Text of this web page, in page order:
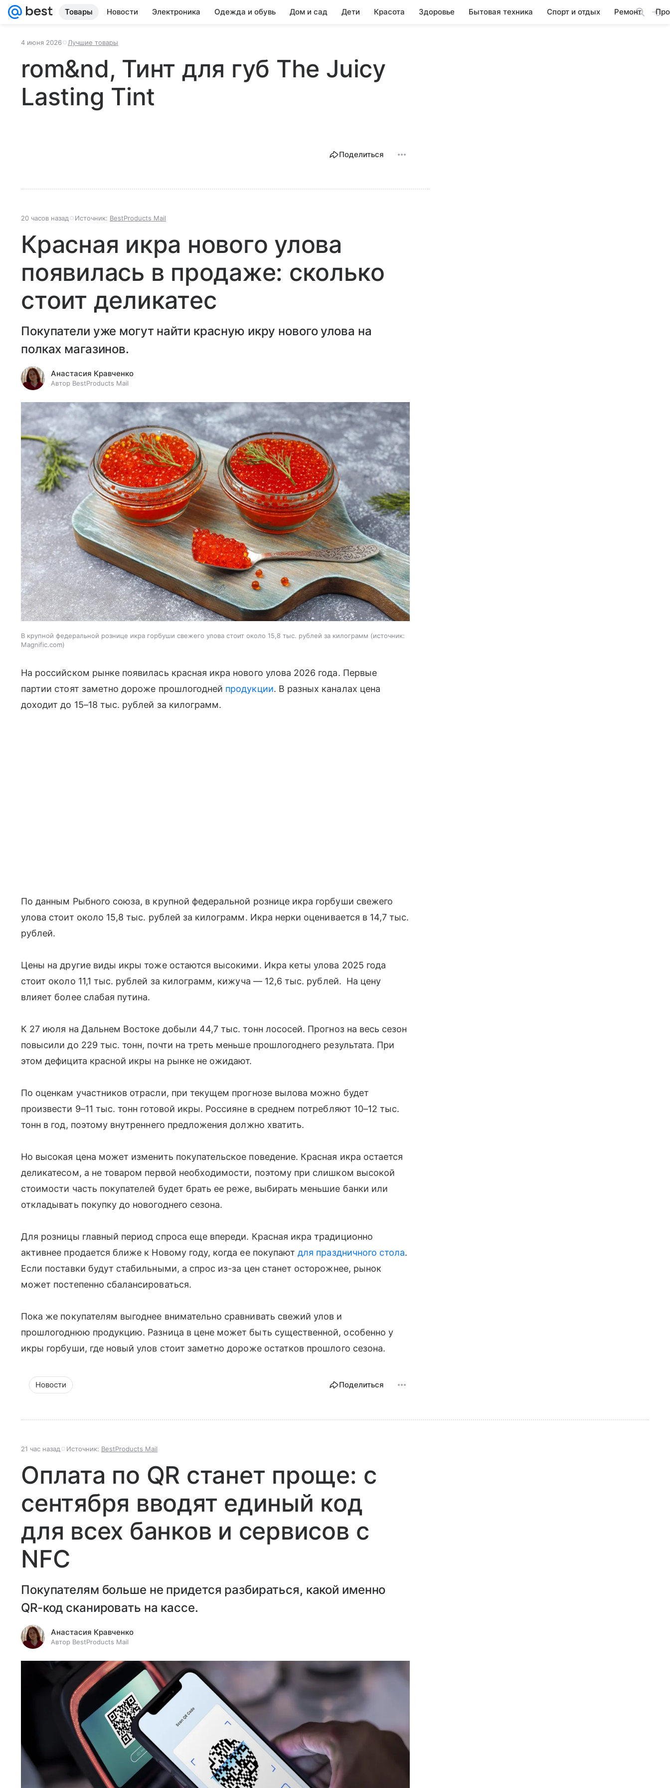
Товары Новости Электроника Одежда и обувь Дом и сад Дети Красота Здоровье Бытовая техника Спорт и отдых Ремонт
4 июня 2026 Лучшие товары
rom&nd, Тинт для губ The Juicy
Lasting Tint
Поделиться
20 часов назад Источник: BestProducts Mail
Красная икра нового улова
появилась в продаже: сколько
стоит деликатес
Покупатели уже могут найти красную икру нового улова на
полках магазинов.
Анастасия Кравченко
Автор BestProducts Mail
В крупной федеральной рознице икра горбуши свежего улова стоит около 15,8 тыс. рублей за килограмм
источник:
Magnific.com
На российском рынке появилась красная икра нового улова 2026 года. Первые
партии стоят заметно дороже прошлогодней продукции. В разных каналах цена
доходит до 15–18 тыс. рублей за килограмм.
По данным Рыбного союза, в крупной федеральной рознице икра горбуши свежего
улова стоит около 15,8 тыс. рублей за килограмм. Икра нерки оценивается в 14,7 тыс.
рублей.
Цены на другие виды икры тоже остаются высокими. Икра кеты улова 2025 года
стоит около 11,1 тыс. рублей за килограмм, кижуча — 12,6 тыс. рублей. На цену
влияет более слабая путина.
К 27 июля на Дальнем Востоке добыли 44,7 тыс. тонн лососей. Прогноз на весь сезон
повысили до 229 тыс. тонн, почти на треть меньше прошлогоднего результата. При
этом дефицита красной икры на рынке не ожидают.
По оценкам участников отрасли, при текущем прогнозе вылова можно будет
произвести 9–11 тыс. тонн готовой икры. Россияне в среднем потребляют 10–12 тыс.
тонн в год, поэтому внутреннего предложения должно хватить.
Но высокая цена может изменить покупательское поведение. Красная икра остается
деликатесом, а не товаром первой необходимости, поэтому при слишком высокой
стоимости часть покупателей будет брать ее реже, выбирать меньшие банки или
откладывать покупку до новогоднего сезона.
Для розницы главный период спроса еще впереди. Красная икра традиционно
активнее продается ближе к Новому году, когда ее покупаютдля праздничного стола.
Если поставки будут стабильными, а спрос из-за цен станет осторожнее, рынок
может постепенно сбалансироваться.
Пока же покупателям выгоднее внимательно сравнивать свежий улов и
прошлогоднюю продукцию. Разница в цене может быть существенной, особенно у
икры горбуши, где новый улов стоит заметно дороже остатков прошлого сезона.
Новости Поделиться
21 час назад Источник: BestProducts Mail
Оплата по QR станет проще: с
сентября вводят единый код
для всех банков и сервисов с
NFC
Покупателям больше не придется разбираться, какой именно
QR-код сканировать на кассе.
Анастасия Кравченко
Автор BestProducts Mail